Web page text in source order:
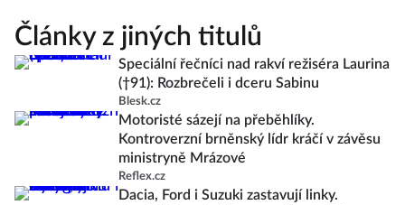
Články z jiných titulů
Speciální řečníci nad rakví režiséra Laurina
(†91): Rozbrečeli i dceru Sabinu
Blesk.cz
Motoristé sázejí na přeběhlíky.
Kontroverzní brněnský lídr kráčí v závěsu
ministryně Mrázové
Reflex.cz
Dacia, Ford i Suzuki zastavují linky.